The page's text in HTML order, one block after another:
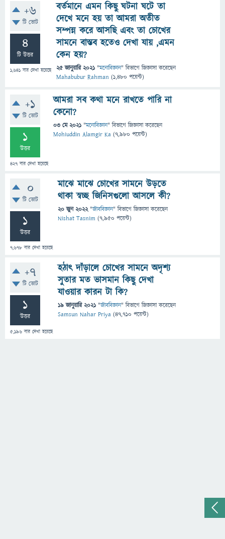
+6
টি ভোট
4
টি উত্তর
1,641 বার দেখা হয়েছে
বর্তমানে এমন কিছু ঘটনা ঘটে তা
দেখে মনে হয় তা আমরা অতীত
সম্পন্ন করে আসছি এবং তা চোখের
সামনে বাস্তব হতেও দেখা যায় ,এমন
কেন হয়?
25 জানুয়ারি 2021 "মনোবিজ্ঞান" বিভাগে জিজ্ঞাসাকরেছেন
Mahabubur Rahman (1,480 পয়েন্ট)
+1
টি ভোট
1
উত্তর
427 বার দেখা হয়েছে
আমরা সব কথা মনে রাখতে পারি না
কেনো?
03 মে 2021 "মনোবিজ্ঞান" বিভাগে জিজ্ঞাসাকরেছেন
Mohiuddin Alamgir Ka (7,980 পয়েন্ট)
0
টি ভোট
1
উত্তর
7,678 বার দেখা হয়েছে
মাঝে মাঝে চোখের সামনে উড়তে
থাকা স্বচ্ছ জিনিসগুলো আসলে কী?
20 জুন 2022 "জীববিজ্ঞান" বিভাগে জিজ্ঞাসাকরেছেন
Nishat Tasnim (7,950 পয়েন্ট)
+7
টি ভোট
1
উত্তর
5,196 বার দেখা হয়েছে
হঠাৎ দাঁড়ালে চোখের সামনে অদৃশ্য
সুতার মত ভাসমান কিছু দেখা
যাওয়ার কারন টা কি?
19 জানুয়ারি 2021 "জীববিজ্ঞান" বিভাগে জিজ্ঞাসাকরেছেন
Samsun Nahar Priya (47,710 পয়েন্ট)